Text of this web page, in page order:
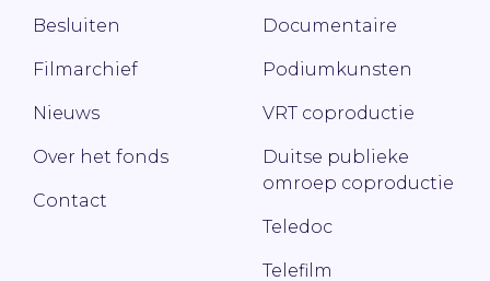
Besluiten
Filmarchief
Nieuws
Over het fonds
Contact
Documentaire
Podiumkunsten
VRT coproductie
Duitse publieke
omroep coproductie
Teledoc
Telefilm